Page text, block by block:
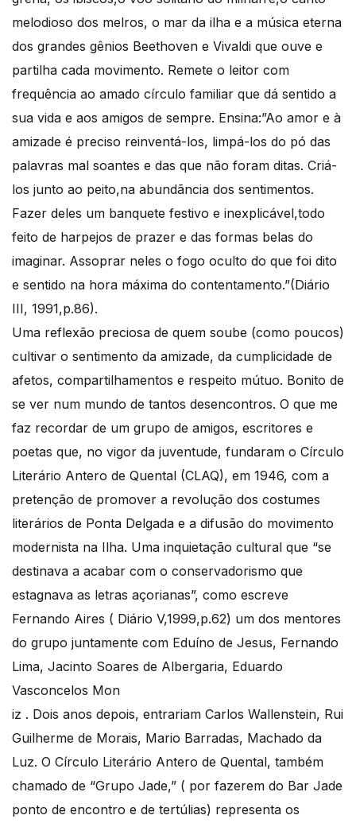
melodioso dos melros, o mar da ilha e a música eterna
dos grandes gênios Beethoven e Vivaldi que ouve e
partilha cada movimento. Remete o leitor com
frequência ao amado círculo familiar que dá sentido a
sua vida e aos amigos de sempre. Ensina:”Ao amor e à
amizade é preciso reinventá-los, limpá-los do pó das
palavras mal soantes e das que não foram ditas. Criá-
los junto ao peito,na abundãncia dos sentimentos.
Fazer deles um banquete festivo e inexplicável,todo
feito de harpejos de prazer e das formas belas do
imaginar. Assoprar neles o fogo oculto do que foi dito
e sentido na hora máxima do contentamento.”(Diário
III, 1991,p.86).
Uma reflexão preciosa de quem soube (como poucos)
cultivar o sentimento da amizade, da cumplicidade de
afetos, compartilhamentos e respeito mútuo. Bonito de
se ver num mundo de tantos desencontros. O que me
faz recordar de um grupo de amigos, escritores e
poetas que, no vigor da juventude, fundaram o Círculo
Literário Antero de Quental (CLAQ), em 1946, com a
pretenção de promover a revolução dos costumes
literários de Ponta Delgada e a difusão do movimento
modernista na Ilha. Uma inquietação cultural que “se
destinava a acabar com o conservadorismo que
estagnava as letras açorianas”, como escreve
Fernando Aires ( Diário V,1999,p.62) um dos mentores
do grupo juntamente com Eduíno de Jesus, Fernando
Lima, Jacinto Soares de Albergaria, Eduardo
Vasconcelos Mon
iz . Dois anos depois, entrariam Carlos Wallenstein, Rui
Guilherme de Morais, Mario Barradas, Machado da
Luz. O Círculo Literário Antero de Quental, também
chamado de “Grupo Jade,” ( por fazerem do Bar Jade
ponto de encontro e de tertúlias) representa os